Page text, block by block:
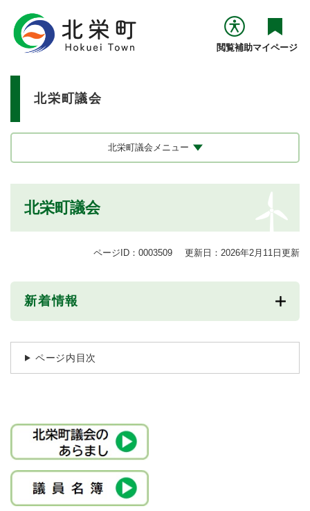
閲覧補助マイページ
北栄町議会
北栄町議会メニュー
北栄町議会
ページID：0003509 更新日：2026年2月11日更新
新着情報
ページ内目次